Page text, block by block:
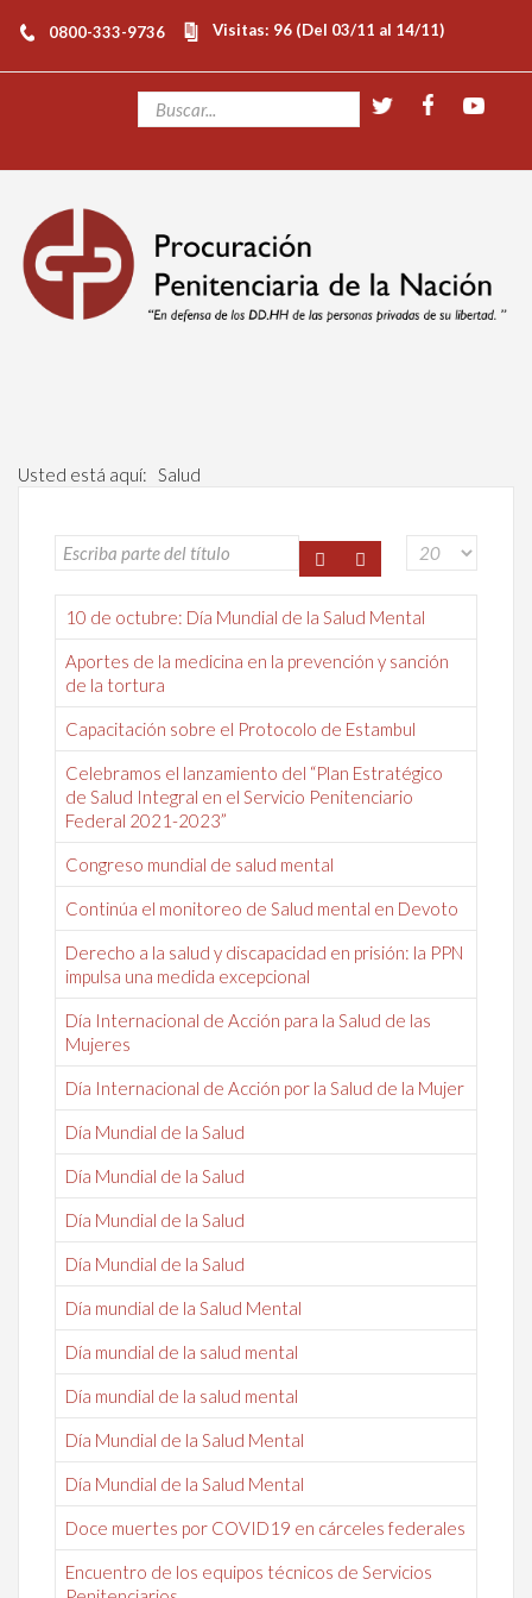
0800-333-9736 Visitas: 96 (Del 03/11 al 14/11)
Usted está aquí: Salud
10 de octubre: Día Mundial de la Salud Mental
Aportes de la medicina en la prevención y sanción
de la tortura
Capacitación sobre el Protocolo de Estambul
Celebramos el lanzamiento del “Plan Estratégico
de Salud Integral en el Servicio Penitenciario
Federal 2021-2023”
Congreso mundial de salud mental
Continúa el monitoreo de Salud mental en Devoto
Derecho a la salud y discapacidad en prisión: la PPN
impulsa una medida excepcional
Día Internacional de Acción para la Salud de las
Mujeres
Día Internacional de Acción por la Salud de la Mujer
Día Mundial de la Salud
Día Mundial de la Salud
Día Mundial de la Salud
Día Mundial de la Salud
Día mundial de la Salud Mental
Día mundial de la salud mental
Día mundial de la salud mental
Día Mundial de la Salud Mental
Día Mundial de la Salud Mental
Doce muertes por COVID19 en cárceles federales
Encuentro de los equipos técnicos de Servicios